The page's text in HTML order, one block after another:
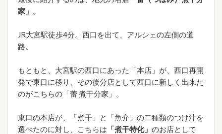
家」。
JR大宮駅徒歩4分。西口を出て、アルシェの左側の道
路。
もともと、大宮駅の西口にあった「本店」が、西口再開
発で東口に移り、その後分店として西口に新しく出来た
のがこちらの「蕾 煮干分家」。
東口の本店が、「煮干」と「魚介」の二種類のつけ汁を
選べたのに対し、こちらは 「煮干特化」 のお店として